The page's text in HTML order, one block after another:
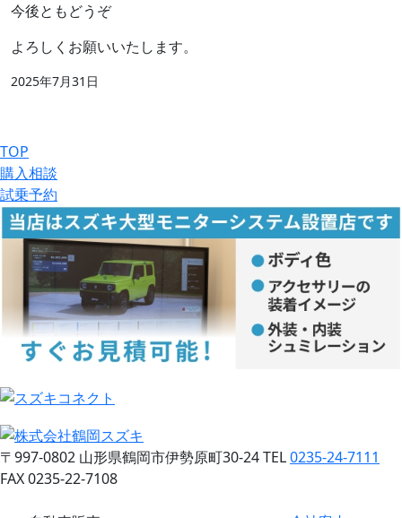
今後ともどうぞ
よろしくお願いいたします。
2025年7月31日
TOP
購入相談
試乗予約
〒997-0802 山形県鶴岡市伊勢原町30-24TEL0235-24-7111
FAX 0235-22-7108